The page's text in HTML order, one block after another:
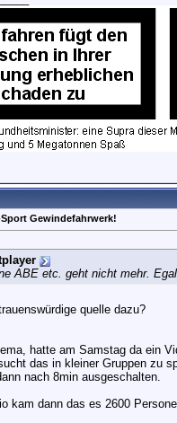
Gewindefahrwerk!
ABE etc. geht nicht mehr.
quelle dazu?
hatte am Samstag da ein
das in kleiner Gruppen zu
nach 8min ausgeschalten.
kam dann das es 2600